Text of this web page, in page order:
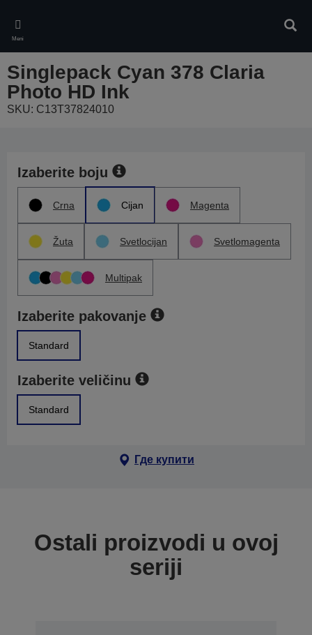
main
content
Meni
Singlepack Cyan 378 Claria
Photo HD Ink
SKU: C13T37824010
Izaberite boju
Crna Cijan Magenta
Žuta Svetlocijan Svetlomagenta
Multipak
Izaberite pakovanje
Standard
Izaberite veličinu
Standard
Где купити
Ostali proizvodi u ovoj
seriji